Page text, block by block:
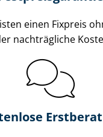
einen Fixpreis
nachträgliche